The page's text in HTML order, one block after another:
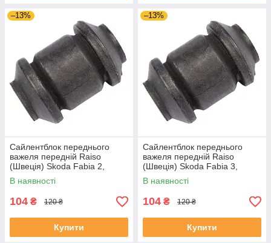
–13%
Сайлентблок переднього
важеля передній Raiso
(Швеція) Skoda Fabia 2,
Шкода Фабія 2 06-14 #RL-
1J0182V UADIKZU4
В наявності
104 ₴ 120 ₴
Купити
–13%
Сайлентблок переднього
важеля передній Raiso
(Швеція) Skoda Fabia 3,
Шкода Фабія 3 14-21 #RL-
1J0182V UATXDAZ4
В наявності
104 ₴ 120 ₴
Купити